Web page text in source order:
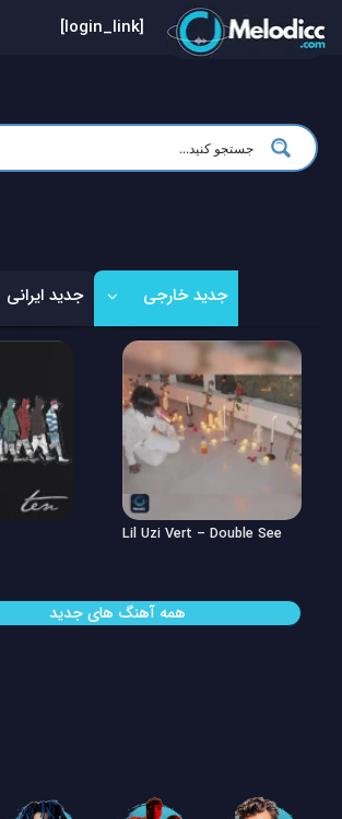
[login_link]
جدید خارجی جدید ایرانی
Lil Uzi Vert – Double See
همه آهنگ های جدید